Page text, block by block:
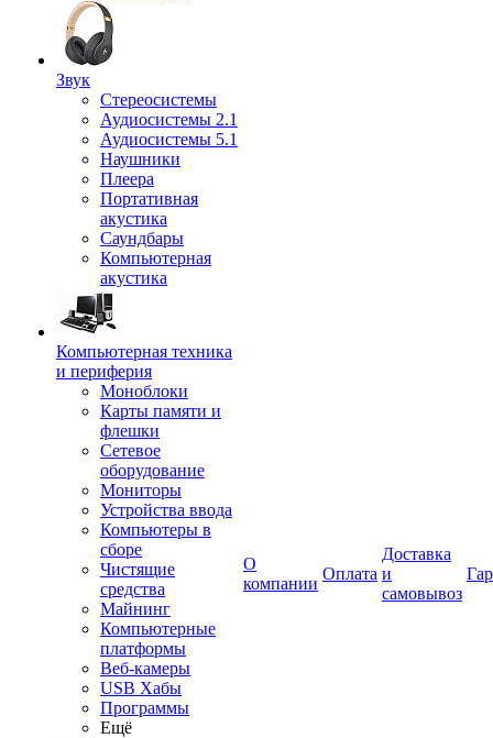
Звук
Стереосистемы
Аудиосистемы 2.1
Аудиосистемы 5.1
Наушники
Плеера
Портативная
акустика
Саундбары
Компьютерная
акустика
Компьютерная техника
и периферия
Моноблоки
Карты памяти и
флешки
Сетевое
оборудование
Мониторы
Устройства ввода
Компьютеры в
сборе
Чистящие
средства
Майнинг
Компьютерные
платформы
Веб-камеры
USB Хабы
Программы
Ещё
О
компании
Оплата
Доставка
и
самовывоз